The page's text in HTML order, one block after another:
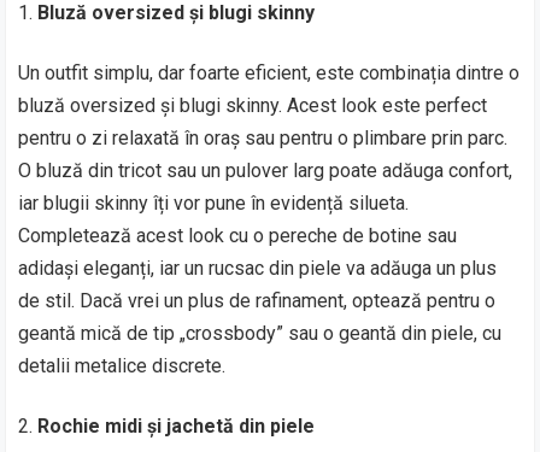
Bluză oversized și blugi skinny
Un outfit simplu, dar foarte eficient, este combinația dintre o
bluză oversized și blugi skinny. Acest look este perfect
pentru o zi relaxată în oraș sau pentru o plimbare prin parc.
O bluză din tricot sau un pulover larg poate adăuga confort,
iar blugii skinny îți vor pune în evidență silueta.
Completează acest look cu o pereche de botine sau
adidași eleganți, iar un rucsac din piele va adăuga un plus
de stil. Dacă vrei un plus de rafinament, optează pentru o
geantă mică de tip „crossbody” sau o geantă din piele, cu
detalii metalice discrete.
Rochie midi și jachetă din piele